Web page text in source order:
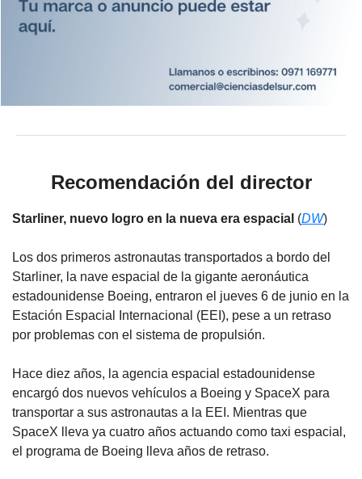
Recomendación del director
Starliner, nuevo logro en la nueva era espacial (DW)
Los dos primeros astronautas transportados a bordo del
Starliner, la nave espacial de la gigante aeronáutica
estadounidense Boeing, entraron el jueves 6 de junio en la
Estación Espacial Internacional (EEI), pese a un retraso
por problemas con el sistema de propulsión.
Hace diez años, la agencia espacial estadounidense
encargó dos nuevos vehículos a Boeing y SpaceX para
transportar a sus astronautas a la EEI. Mientras que
SpaceX lleva ya cuatro años actuando como taxi espacial,
el programa de Boeing lleva años de retraso.